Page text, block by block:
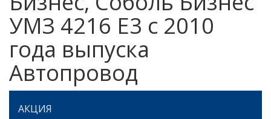
УМЗ 4216 Е3 с 2010
года выпуска
Автопровод
АКЦИЯ